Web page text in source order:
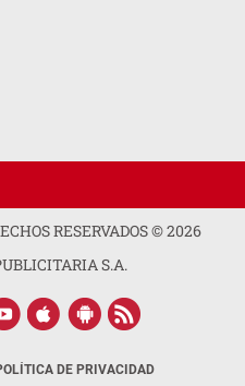
RESERVADOS ©2026
S.A.
DE PRIVACIDAD